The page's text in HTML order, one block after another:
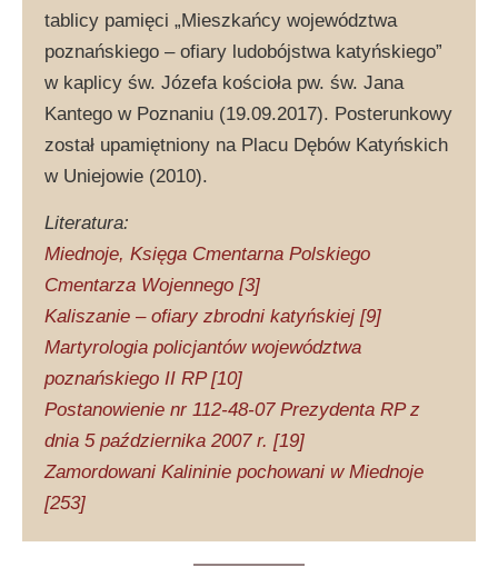
tablicy pamięci „Mieszkańcy województwa
poznańskiego – ofiary ludobójstwa katyńskiego”
w kaplicy św. Józefa kościoła pw. św. Jana
Kantego w Poznaniu (19.09.2017). Posterunkowy
został upamiętniony na Placu Dębów Katyńskich
w Uniejowie (2010).
Literatura:
Miednoje, Księga Cmentarna Polskiego
Cmentarza Wojennego [3]
Kaliszanie – ofiary zbrodni katyńskiej [9]
Martyrologia policjantów województwa
poznańskiego II RP [10]
Postanowienie nr 112-48-07 Prezydenta RP z
dnia 5 października 2007 r. [19]
Zamordowani Kalininie pochowani w Miednoje
[253]